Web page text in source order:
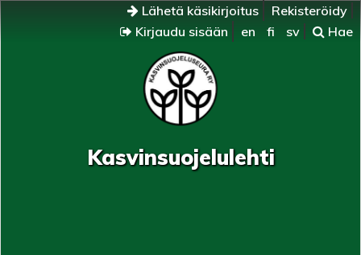
Lähetä käsikirjoitus
Rekisteröidy
Kirjaudu sisään
en fi sv Hae
Kasvinsuojelulehti